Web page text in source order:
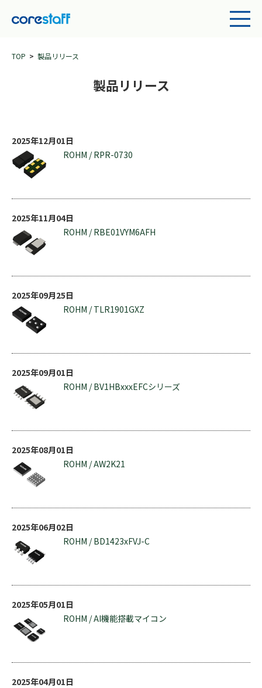
TOP 製品リリース
製品リリース
2025年12月01日
ROHM / RPR-0730
2025年11月04日
ROHM / RBE01VYM6AFH
2025年09月25日
ROHM / TLR1901GXZ
2025年09月01日
ROHM / BV1HBxxxEFCシリーズ
2025年08月01日
ROHM / AW2K21
2025年06月02日
ROHM / BD1423xFVJ-C
2025年05月01日
ROHM / AI機能搭載マイコン
2025年04月01日